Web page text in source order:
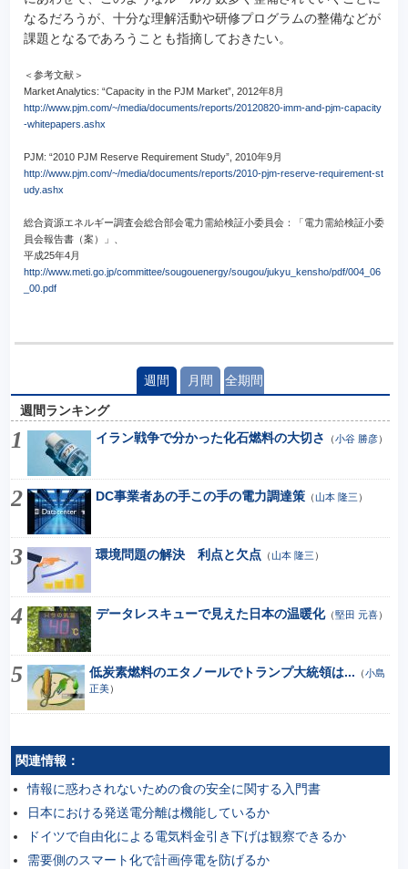
なるだろうが、十分な理解活動や研修プログラムの整備などが
課題となるであろうことも指摘しておきたい。
＜参考文献＞
Market Analytics: “Capacity in the PJM Market”, 2012年8月
http://www.pjm.com/~/media/documents/reports/20120820-imm-and-pjm-capacity
-whitepapers.ashx
PJM: “2010 PJM Reserve Requirement Study”, 2010年9月
http://www.pjm.com/~/media/documents/reports/2010-pjm-reserve-requirement-st
udy.ashx
総合資源エネルギー調査会総合部会電力需給検証小委員会：「電力需給検証小委
員会報告書（案）」、
平成25年4月
http://www.meti.go.jp/committee/sougouenergy/sougou/jukyu_kensho/pdf/004_06
_00.pdf
週間 月間 全期間
週間ランキング
イラン戦争で分かった化石燃料の大切さ
（小谷 勝彦）
DC事業者あの手この手の電力調達策（山本 隆三 ）
環境問題の解決 利点と欠点 （山本 隆三 ）
データレスキューで見えた日本の温暖化（堅田 元喜）
低炭素燃料のエタノールでトランプ大統領は... （小島
正美）
関連情報：
情報に惑わされないための食の安全に関する入門書
日本における発送電分離は機能しているか
ドイツで自由化による電気料金引き下げは観察できるか
需要側のスマート化で計画停電を防げるか